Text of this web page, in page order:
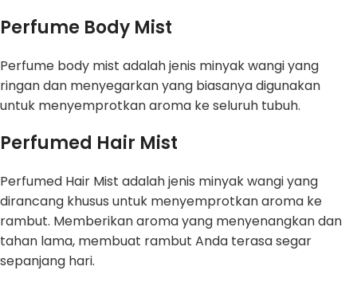
Perfume Body Mist
Perfume body mist adalah jenis minyak wangi yang
ringan dan menyegarkan yang biasanya digunakan
untuk menyemprotkan aroma ke seluruh tubuh.
Perfumed Hair Mist
Perfumed Hair Mist adalah jenis minyak wangi yang
dirancang khusus untuk menyemprotkan aroma ke
rambut. Memberikan aroma yang menyenangkan dan
tahan lama, membuat rambut Anda terasa segar
sepanjang hari.